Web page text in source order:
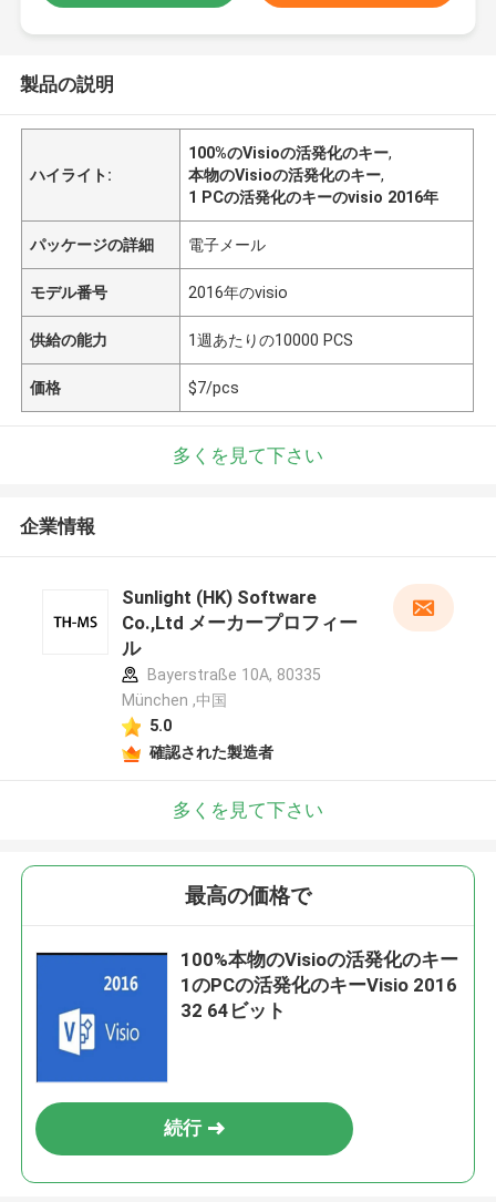
製品の説明
ハイライト:
100%のVisioの活発化のキー,
本物のVisioの活発化のキー,
1 PCの活発化のキーのvisio 2016年
パッケージの詳細 電子メール
モデル番号 2016年のvisio
供給の能力 1週あたりの10000 PCS
価格 $7/pcs
多くを見て下さい
企業情報
Sunlight (HK) Software
Co.,Ltd メーカープロフィー
ル
Bayerstraße 10A, 80335
München ,中国
5.0
確認された製造者
多くを見て下さい
最高の価格で
100%本物のVisioの活発化のキー
1のPCの活発化のキーVisio 2016
32 64ビット
続行